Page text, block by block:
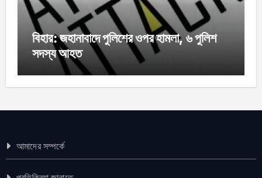
বিহার: জহানাবাদে পুলিশের ওপর হামলা, ৬ পুলিশ
সদস্য আহত
আমাদের সম্পর্কে